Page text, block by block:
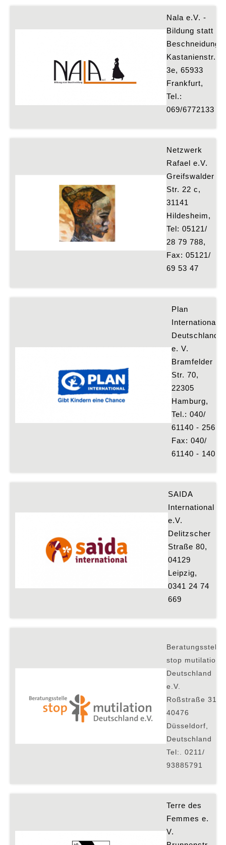
Nala e.V. -
Bildung statt
Beschneidung
Kastanienstr.
3e, 65933
Frankfurt,
Tel.:
069/6772133
Netzwerk
Rafael e.V.
Greifswalder
Str. 22 c,
31141
Hildesheim,
Tel: 05121/
28 79 788,
Fax: 05121/
69 53 47
Plan
International
Deutschland
e. V.
Bramfelder
Str. 70,
22305
Hamburg,
Tel.: 040/
61140 - 256,
Fax: 040/
61140 - 140
SAIDA
International
e.V.
Delitzscher
Straße 80,
04129
Leipzig,
0341 24 74
669
Beratungsstelle
stop mutilation
Deutschland
e.V.
Roßstraße 31,
40476
Düsseldorf,
Deutschland
Tel:. 0211/
93885791
Terre des
Femmes e.
V.